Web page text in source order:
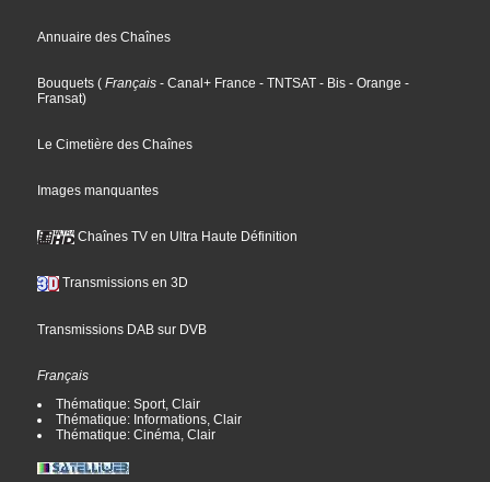
Annuaire des Chaînes
Bouquets ( Français - Canal+ France - TNTSAT - Bis - Orange -
Fransat)
Le Cimetière des Chaînes
Images manquantes
Chaînes TV en Ultra Haute Définition
Transmissions en 3D
Transmissions DAB sur DVB
Français
Thématique: Sport, Clair
Thématique: Informations, Clair
Thématique: Cinéma, Clair